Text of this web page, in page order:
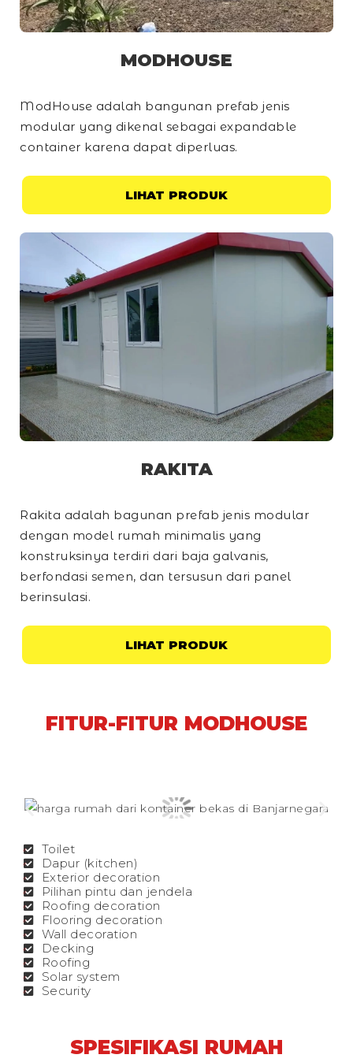
MODHOUSE
ModHouse adalah bangunan prefab jenis
modular yang dikenal sebagai expandable
container karena dapat diperluas.
LIHAT PRODUK
RAKITA
Rakita adalah bagunan prefab jenis modular
dengan model rumah minimalis yang
konstruksinya terdiri dari baja galvanis,
berfondasi semen, dan tersusun dari panel
berinsulasi.
LIHAT PRODUK
FITUR-FITUR MODHOUSE
Toilet
Dapur (kitchen)
Exterior decoration
Pilihan pintu dan jendela
Roofing decoration
Flooring decoration
Wall decoration
Decking
Roofing
Solar system
Security
SPESIFIKASI RUMAH